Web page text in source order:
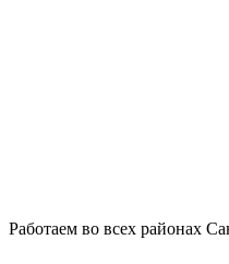
Работаем во всех районах